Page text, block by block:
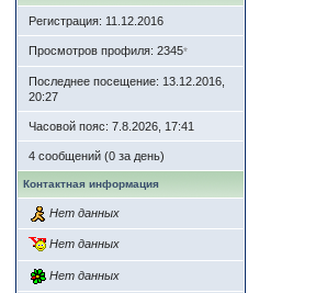
Регистрация: 11.12.2016
Просмотров профиля: 2345*
Последнее посещение: 13.12.2016,
20:27
Часовой пояс: 7.8.2026, 17:41
4 сообщений (0 за день)
Контактная информация
Нет данных
Нет данных
Нет данных